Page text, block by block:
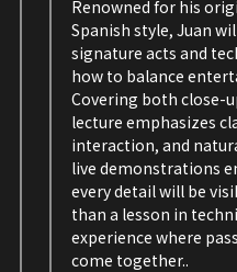
Renowned for his
Spanish style, Juan
signature acts and
how to balance
Covering both close-
lecture emphasizes
interaction, and
live demonstrations
every detail will be
than a lesson in
experience where
come together..